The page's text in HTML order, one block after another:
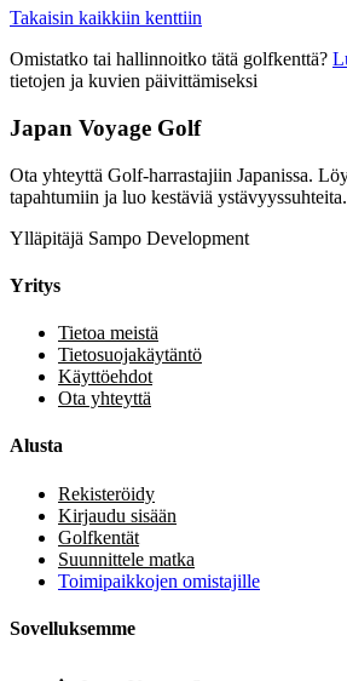
Takaisin kaikkiin kenttiin
Omistatko tai hallinnoitko tätä golfkenttä?
tietojen ja kuvien päivittämiseksi
Japan Voyage Golf
Ota yhteyttä Golf-harrastajiin Japanissa.
tapahtumiin ja luo kestäviä ystävyyssuhteita.
Ylläpitäjä Sampo Development
Yritys
Tietoa meistä
Tietosuojakäytäntö
Käyttöehdot
Ota yhteyttä
Alusta
Rekisteröidy
Kirjaudu sisään
Golfkentät
Suunnittele matka
Toimipaikkojen omistajille
Sovelluksemme